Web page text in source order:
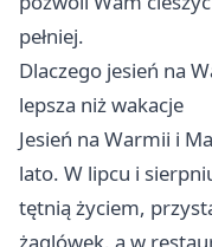
pełniej.
Dlaczego jesień na
lepsza niż wakacje
Jesień na Warmii i
lato. W lipcu i
tętnią życiem,
żaglówek, a w